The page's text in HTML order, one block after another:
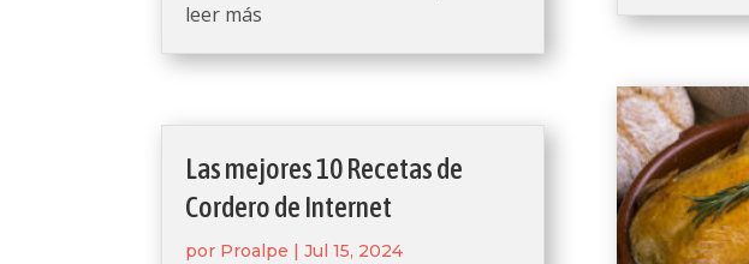
leer más
Las mejores 10 Recetas de
Cordero de Internet
por Proalpe |Jul 15, 2024